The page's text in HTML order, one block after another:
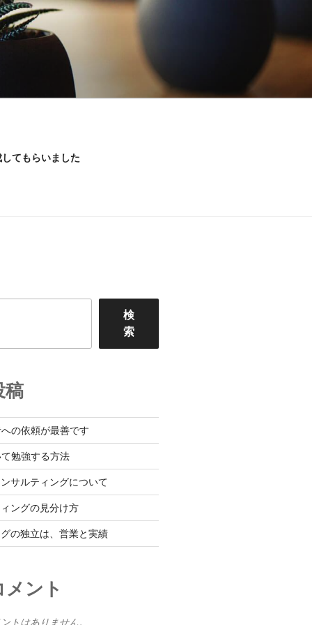
てもらいました
検
索
稿
の依頼が最善です
勉強する方法
サルティングについて
ングの見分け方
の独立は、営業と実績
ント
トはありません。